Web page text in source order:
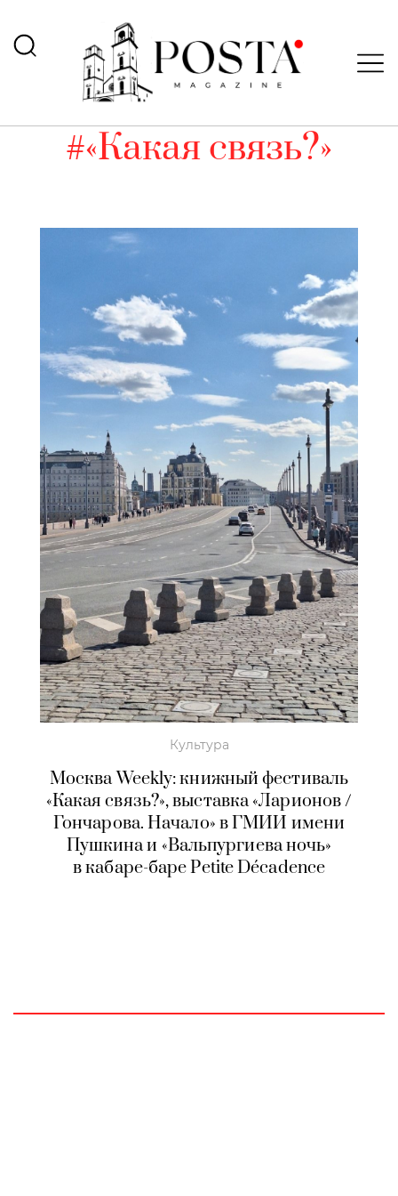
#«Какая связь?»
Культура
Москва Weekly: книжный фестиваль
«Какая связь?», выставка «Ларионов /
Гончарова. Начало» в ГМИИ имени
Пушкина и «Вальпургиева ночь»
в кабаре-баре Petite Décadence